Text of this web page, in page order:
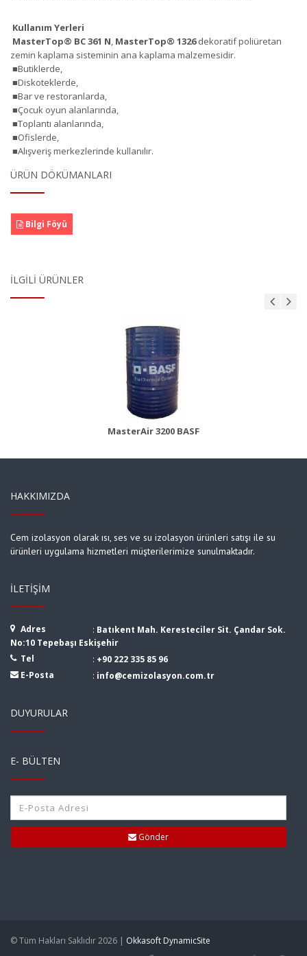
Kullanım Yerleri
MasterTop® BC 361 N, MasterTop® 1326dekoratif poliüretan
zemin kaplama sisteminin ana kaplama malzemesidir.
■Butiklerde,
■Diskoteklerde,
■Bar ve restoranlarda,
■Çocuk oyun alanlarında,
■Toplantı alanlarında,
■Ofislerde,
■Alışveriş merkezlerinde kullanılır.
ÜRÜN DÖKÜMANLARI
Bilgi Föyü
İLGILI ÜRÜNLER
MasterAir 3200 BASF
MasterBrace ADH 1406 (Concresive)
Ürün Detayı
HAKKIMIZDA
Cem izolasyon olarak ısı, ses ve su izolasyon ürünleri satışı ile su
ürünleri uygulama hizmetleri müşterilerimize sunulmaktadır.
İLETIŞIM
Adres : Batıkent Mah. Keresteciler Sit. Çandar Sok.
No:10 Tepebaşı Eskişehir
Tel
: +90 222 335 85 96
E-Posta
: info@cemizolasyon.com.tr
DUYURULAR
E- BÜLTEN
Gönder
© Tüm Hakları Saklıdır 2026 | Okkasoft DynamicSite